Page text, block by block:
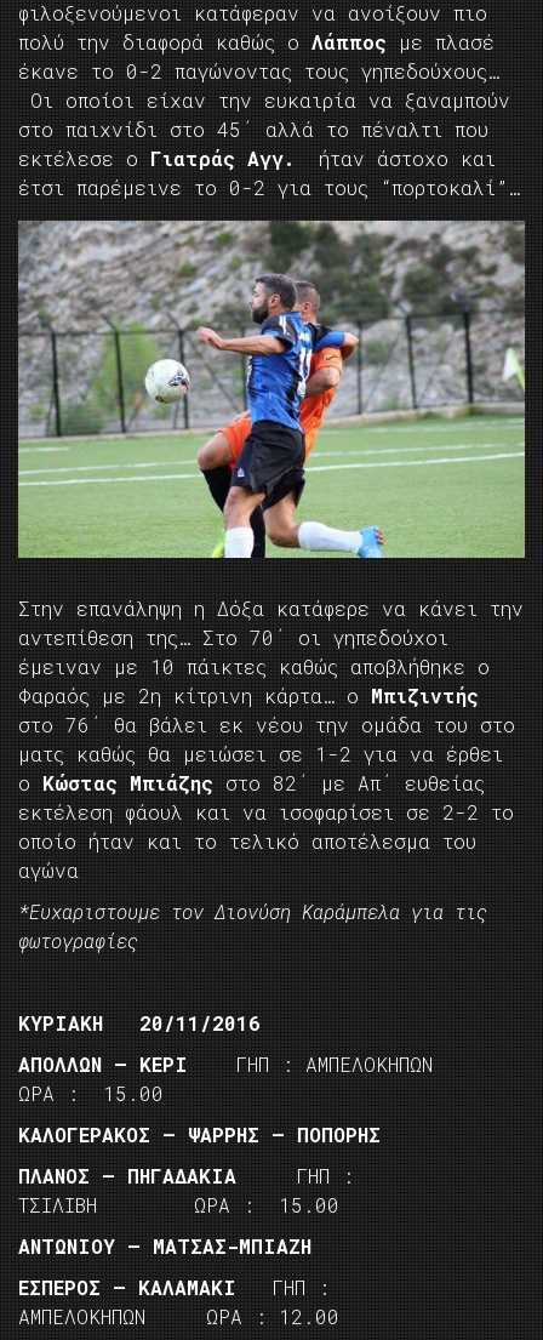
φιλοξενούμενοι κατάφεραν να ανοίξουν πιο
πολύ την διαφορά καθώς ο Λάππος με πλασέ
έκανε το 0-2 παγώνοντας τους γηπεδούχους…
Οι οποίοι είχαν την ευκαιρία να ξαναμπούν
στο παιχνίδι στο 45΄ αλλά το πέναλτι που
εκτέλεσε ο Γιατράς Αγγ.
ήταν άστοχο και
έτσι παρέμεινε το 0-2 για τους “πορτοκαλί”…
Στην επανάληψη η Δόξα κατάφερε να κάνει την
αντεπίθεση της… Στο 70΄ οι γηπεδούχοι
έμειναν με 10 πάικτες καθώς αποβλήθηκε ο
Φαραός με 2η κίτρινη κάρτα… ο Μπιζιντής
στο 76΄ θα βάλει εκ νέου την ομάδα του στο
ματς καθώς θα μειώσει σε 1-2 για να έρθει
ο Κώστας Μπιάζης στο 82΄ με Απ΄ ευθείας
εκτέλεση φάουλ και να ισοφαρίσει σε 2-2 το
οποίο ήταν και το τελικό αποτέλεσμα του
αγώνα
*Ευχαριστουμε τον Διονύση Καράμπελα για τις
φωτογραφίες
ΚΥΡΙΑΚΗ 20/11/2016
ΑΠΟΛΛΩΝ – ΚΕΡΙ ΓΗΠ : ΑΜΠΕΛΟΚΗΠΩΝ
ΩΡΑ : 15.00
ΚΑΛΟΓΕΡΑΚΟΣ – ΨΑΡΡΗΣ – ΠΟΠΟΡΗΣ
ΠΛΑΝΟΣ – ΠΗΓΑΔΑΚΙΑ ΓΗΠ :
ΤΣΙΛΙΒΗ ΩΡΑ : 15.00
ΑΝΤΩΝΙΟΥ – ΜΑΤΣΑΣ-ΜΠΙΑΖΗ
ΕΣΠΕΡΟΣ – ΚΑΛΑΜΑΚΙ ΓΗΠ :
ΑΜΠΕΛΟΚΗΠΩΝ ΩΡΑ : 12.00